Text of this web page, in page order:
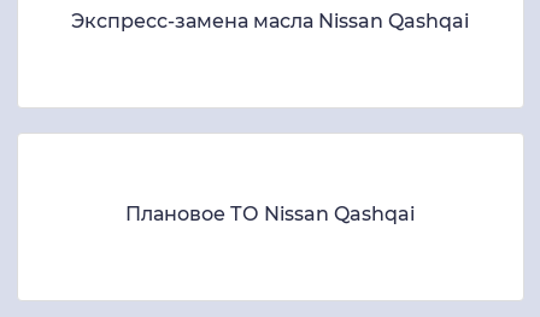
Экспресс-замена масла Nissan Qashqai
Плановое ТО Nissan Qashqai